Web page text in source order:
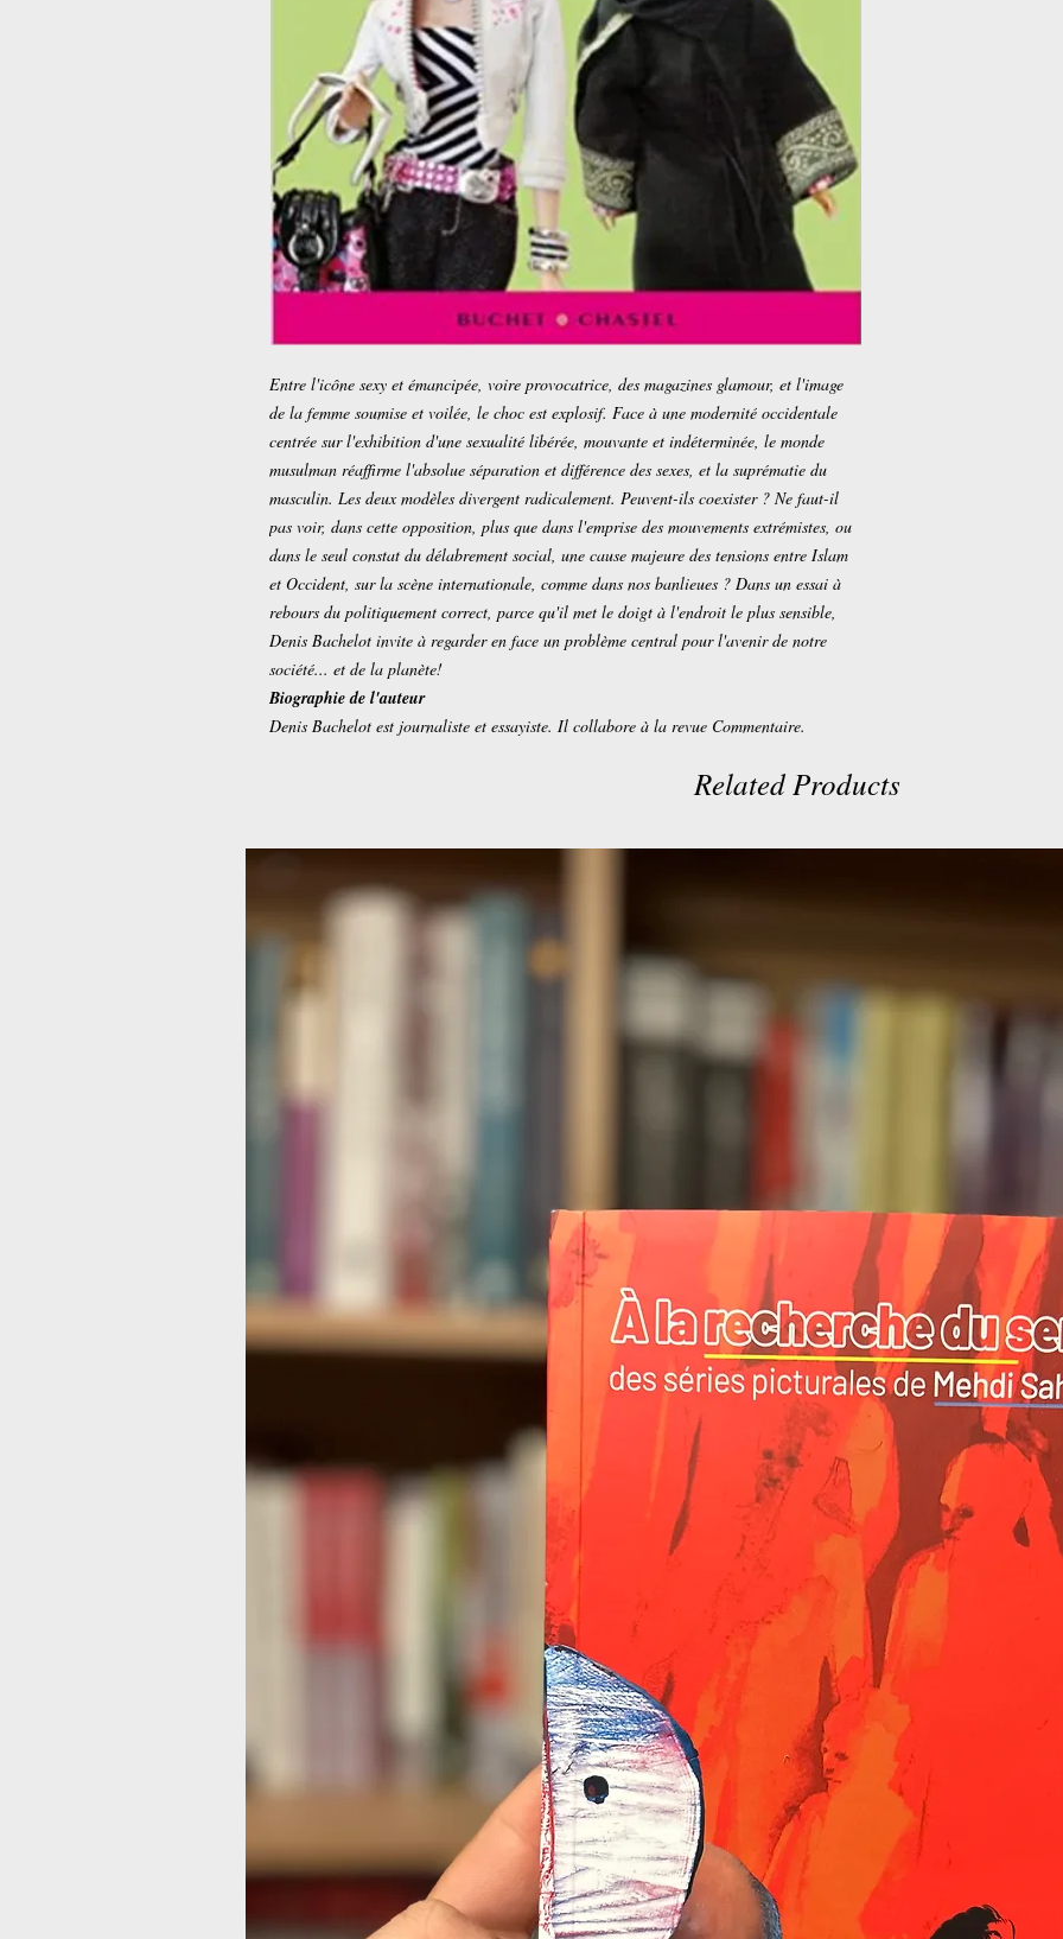
Entre l'icône sexy et émancipée, voire provocatrice, des magazines glamour, et l'image
de la femme soumise et voilée, le choc est explosif. Face à une modernité occidentale
centrée sur l'exhibition d'une sexualité libérée, mouvante et indéterminée, le monde
musulman réaffirme l'absolue séparation et différence des sexes, et la suprématie du
masculin. Les deux modèles divergent radicalement. Peuvent-ils coexister ? Ne faut-il
pas voir, dans cette opposition, plus que dans l'emprise des mouvements extrémistes, ou
dans le seul constat du délabrement social, une cause majeure des tensions entre Islam
et Occident, sur la scène internationale, comme dans nos banlieues ? Dans un essai à
rebours du politiquement correct, parce qu'il met le doigt à l'endroit le plus sensible,
Denis Bachelot invite à regarder en face un problème central pour l'avenir de notre
société... et de la planète!
Biographie de l'auteur
Denis Bachelot est journaliste et essayiste. Il collabore à la revue Commentaire.
Related Products